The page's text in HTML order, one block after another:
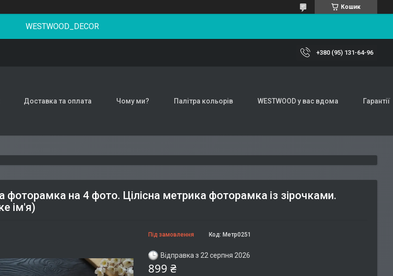
Кошик
WESTWOOD_DECOR
+380 (95) 131-64-96
Доставка та оплата Чому ми? Палітра кольорів WESTWOOD у вас вдома Гарантії
фоторамка на 4 фото. Цілісна метрика фоторамка із зірочками.
ім'я)
Під замовлення Код: Метр0251
Відправка з 22 серпня 2026
899 ₴